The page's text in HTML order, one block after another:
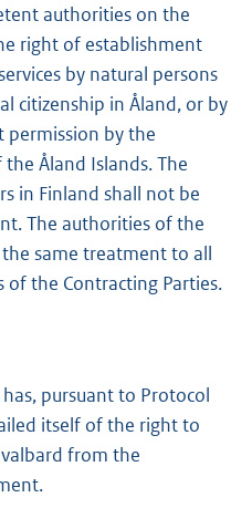
authorities on the
right of establishment
by natural persons
citizenship in Åland, or by
permission by the
Åland Islands. The
in Finland shall not be
The authorities of the
same treatment to all
of the Contracting Parties.
pursuant to Protocol
itself of the right to
from the